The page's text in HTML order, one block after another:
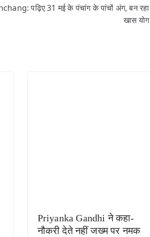
पढ़िए 31 मई के पंचांग के पांचों अंग, बन रहा
खास योग
Priyanka Gandhi ने कहा-
नौकरी देते नहीं जख्म पर नमक